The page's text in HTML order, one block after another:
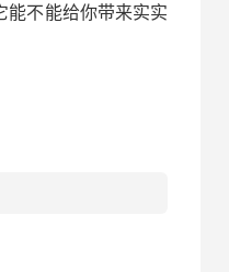
能不能给你带来实实